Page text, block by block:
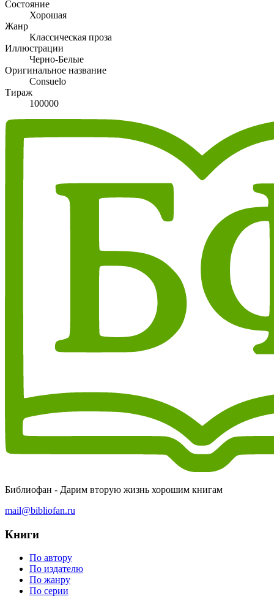
Состояние
Хорошая
Жанр
Классическая проза
Иллюстрации
Черно-Белые
Оригинальное название
Consuelo
Тираж
100000
Библиофан - Дарим вторую жизнь хорошим книгам
mail@bibliofan.ru
Книги
По автору
По издателю
По жанру
По серии